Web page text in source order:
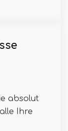
absolut
Ihre